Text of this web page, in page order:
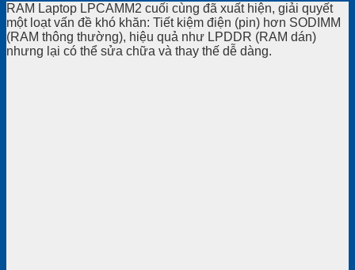
RAM Laptop LPCAMM2 cuối cùng đã xuất hiện, giải quyết
một loạt vấn đề khó khăn: Tiết kiệm điện (pin) hơn SODIMM
(RAM thông thường), hiệu quả như LPDDR (RAM dán)
nhưng lại có thể sửa chữa và thay thế dễ dàng.